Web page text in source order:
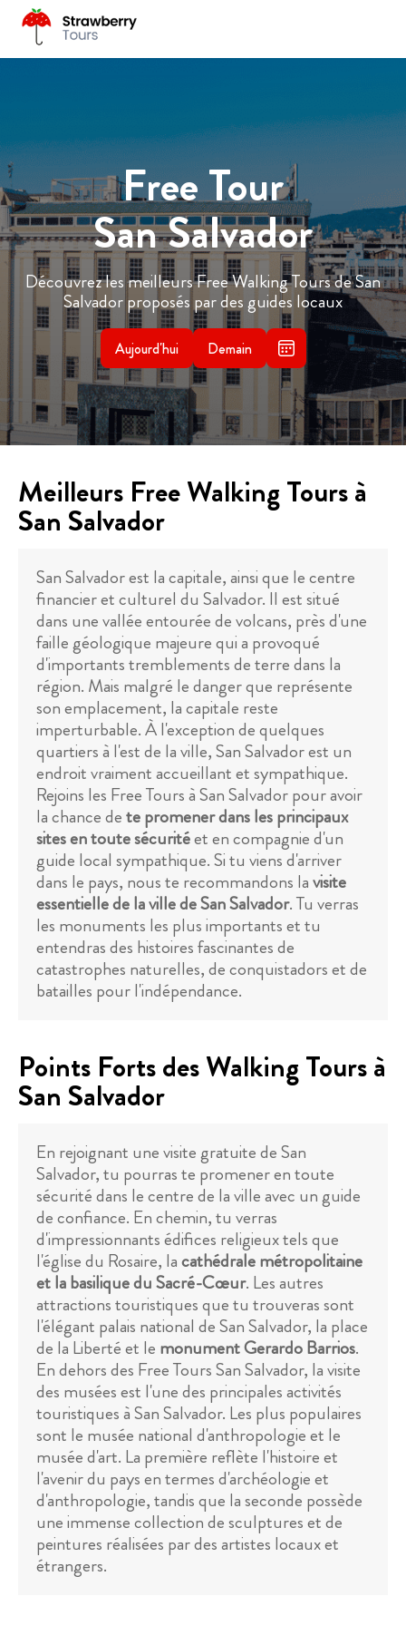
Free Tour
San Salvador
Découvrez les meilleurs Free Walking Tours de San
Salvador proposés par des guides locaux
Aujourd'hui Demain
Meilleurs Free Walking Tours à
San Salvador
San Salvador est la capitale, ainsi que le centre
financier et culturel du Salvador. Il est situé
dans une vallée entourée de volcans, près d'une
faille géologique majeure qui a provoqué
d'importants tremblements de terre dans la
région. Mais malgré le danger que représente
son emplacement, la capitale reste
imperturbable. À l'exception de quelques
quartiers à l'est de la ville, San Salvador est un
endroit vraiment accueillant et sympathique.
Rejoins les Free Tours à San Salvador pour avoir
la chance dete promener dans les principaux
sites en toute sécuritéet en compagnie d'un
guide local sympathique. Si tu viens d'arriver
dans le pays, nous te recommandons lavisite
essentielle de la ville de San Salvador. Tu verras
les monuments les plus importants et tu
entendras des histoires fascinantes de
catastrophes naturelles, de conquistadors et de
batailles pour l'indépendance.
Points Forts des Walking Tours à
San Salvador
En rejoignant une visite gratuite de San
Salvador, tu pourras te promener en toute
sécurité dans le centre de la ville avec un guide
de confiance. En chemin, tu verras
d'impressionnants édifices religieux tels que
l'église du Rosaire, lacathédrale métropolitaine
et la basilique du Sacré-Cœur. Les autres
attractions touristiques que tu trouveras sont
l'élégant palais national de San Salvador, la place
de la Liberté et le monument Gerardo Barrios.
En dehors des Free Tours San Salvador, la visite
des musées est l'une des principales activités
touristiques à San Salvador. Les plus populaires
sont le musée national d'anthropologie et le
musée d'art. La première reflète l'histoire et
l'avenir du pays en termes d'archéologie et
d'anthropologie, tandis que la seconde possède
une immense collection de sculptures et de
peintures réalisées par des artistes locaux et
étrangers.